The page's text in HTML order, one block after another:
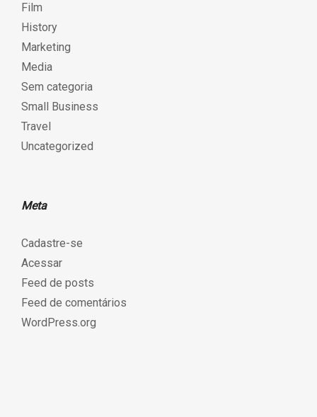
Film
History
Marketing
Media
Sem categoria
Small Business
Travel
Uncategorized
Meta
Cadastre-se
Acessar
Feed de posts
Feed de comentários
WordPress.org